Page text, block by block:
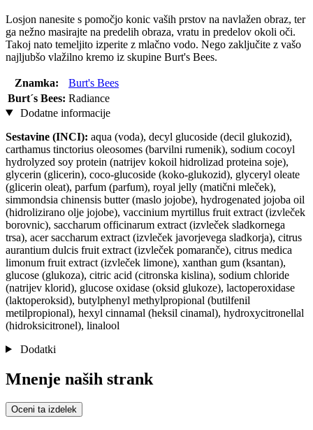
Losjon nanesite s pomočjo konic vaših prstov na navlažen obraz, ter
ga nežno masirajte na predelih obraza, vratu in predelov okoli oči.
Takoj nato temeljito izperite z mlačno vodo. Nego zaključite z vašo
najljubšo vlažilno kremo iz skupine Burt's Bees.
Znamka:
Burt's Bees
Burt´s Bees: Radiance
Dodatne informacije
Sestavine (INCI): aqua (voda), decyl glucoside (decil glukozid),
carthamus tinctorius oleosomes (barvilni rumenik), sodium cocoyl
hydrolyzed soy protein (natrijev kokoil hidrolizad proteina soje),
glycerin (glicerin), coco-glucoside (koko-glukozid), glyceryl oleate
(glicerin oleat), parfum (parfum), royal jelly (matični mleček),
simmondsia chinensis butter (maslo jojobe), hydrogenated jojoba oil
(hidrolizirano olje jojobe), vaccinium myrtillus fruit extract (izvleček
borovnic), saccharum officinarum extract (izvleček sladkornega
trsa), acer saccharum extract (izvleček javorjevega sladkorja), citrus
aurantium dulcis fruit extract (izvleček pomaranče), citrus medica
limonum fruit extract (izvleček limone), xanthan gum (ksantan),
glucose (glukoza), citric acid (citronska kislina), sodium chloride
(natrijev klorid), glucose oxidase (oksid glukoze), lactoperoxidase
(laktoperoksid), butylphenyl methylpropional (butilfenil
metilpropional), hexyl cinnamal (heksil cinamal), hydroxycitronellal
(hidroksicitronel), linalool
Dodatki
Mnenje naših strank
Oceni ta izdelek